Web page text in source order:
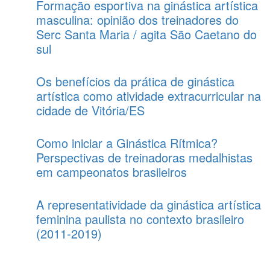
Formação esportiva na ginástica artística
masculina: opinião dos treinadores do
Serc Santa Maria / agita São Caetano do
sul
Os benefícios da prática de ginástica
artística como atividade extracurricular na
cidade de Vitória/ES
Como iniciar a Ginástica Rítmica?
Perspectivas de treinadoras medalhistas
em campeonatos brasileiros
A representatividade da ginástica artística
feminina paulista no contexto brasileiro
(2011-2019)